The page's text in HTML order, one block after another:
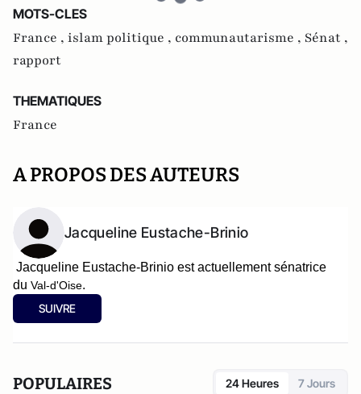
MOTS-CLES
France , islam politique , communautarisme , Sénat ,
rapport
THEMATIQUES
France
A PROPOS DES AUTEURS
Jacqueline Eustache-Brinio
Jacqueline Eustache-Brinio est actuellement sénatrice
du Val-d'Oise.
SUIVRE
POPULAIRES 24 Heures 7 Jours